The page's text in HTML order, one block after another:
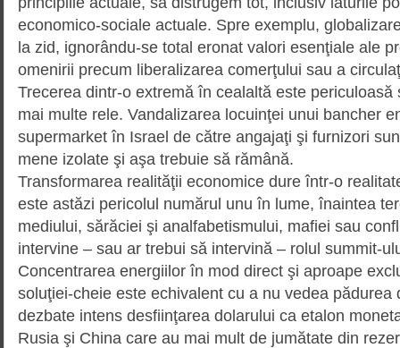
economico-sociale actuale. Spre exemplu,
la zid, ignorându-se total eronat valori esenţiale ale
omenirii precum libe­ralizarea comerţului sau a
Trecerea dintr-o extremă în cealaltă este periculoasă
mai multe rele. Vandalizarea locuinţei unui bancher
supermarket în Israel de către angajaţi şi furnizori
mene izolate şi aşa trebuie să rămână.
Transformarea realităţii economice dure într-o
este astăzi pericolul numărul unu în lume, înaintea
mediului, sărăciei şi analfa­be­tis­mului, mafiei sau
intervine – sau ar trebui să inter­vină – rolul summit-
Concentrarea energiilor în mod direct şi aproape
soluţiei-cheie este echivalent cu a nu vedea pădurea
dezbate intens desfiinţarea dolarului ca etalon
Rusia şi China care au mai mult de jumă­tate din